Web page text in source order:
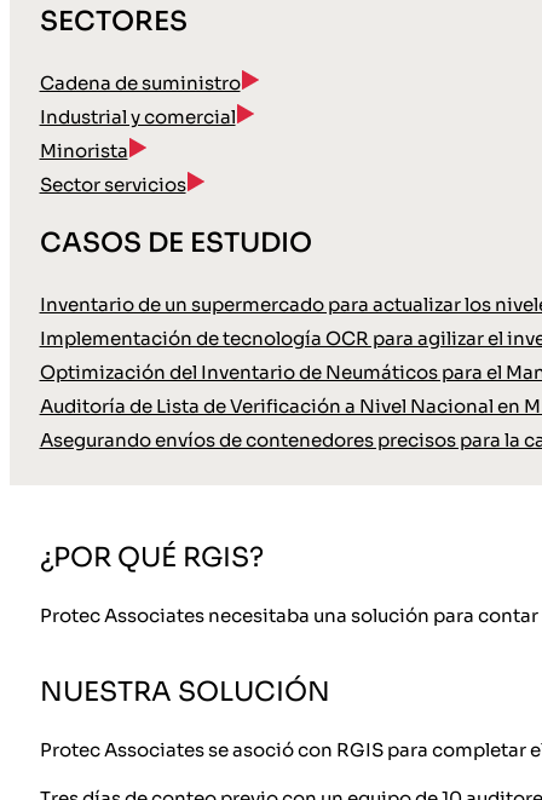
SECTORES
Cadena de suministro
Industrial y comercial
Minorista
Sector servicios
CASOS DE ESTUDIO
Inventario de un supermercado para actualizar los
Implementación de tecnología OCR para agilizar el
Optimización del Inventario de Neumáticos para el
Auditoría de Lista de Verificación a Nivel Nacional en
Asegurando envíos de contenedores precisos para la
¿POR QUÉ RGIS?
Protec Associates necesitaba una solución para
NUESTRA SOLUCIÓN
Protec Associates se asoció con RGIS para